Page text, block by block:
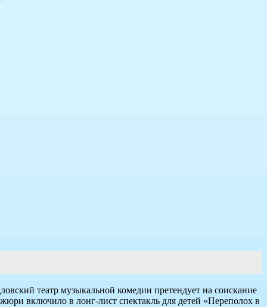
театр музыкальной комедии претендует на соискание
включило в лонг-лист спектакль для детей «Переполох в